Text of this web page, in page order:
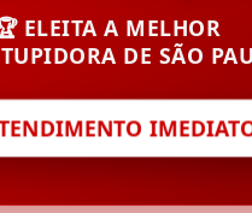
ELEITA A MELHOR
DE SÃO